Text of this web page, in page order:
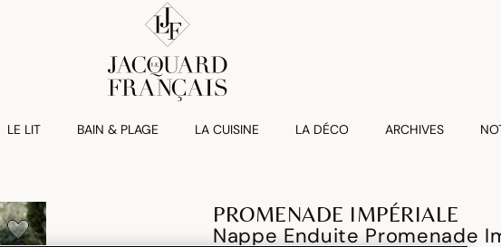
LE LIT BAIN & PLAGE LA CUISINE LA DÉCO ARCHIVES
PROMENADE IMPÉRIALE
Nappe Enduite Promenade